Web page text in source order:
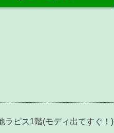
ラピス1階(モディ出てすぐ！)